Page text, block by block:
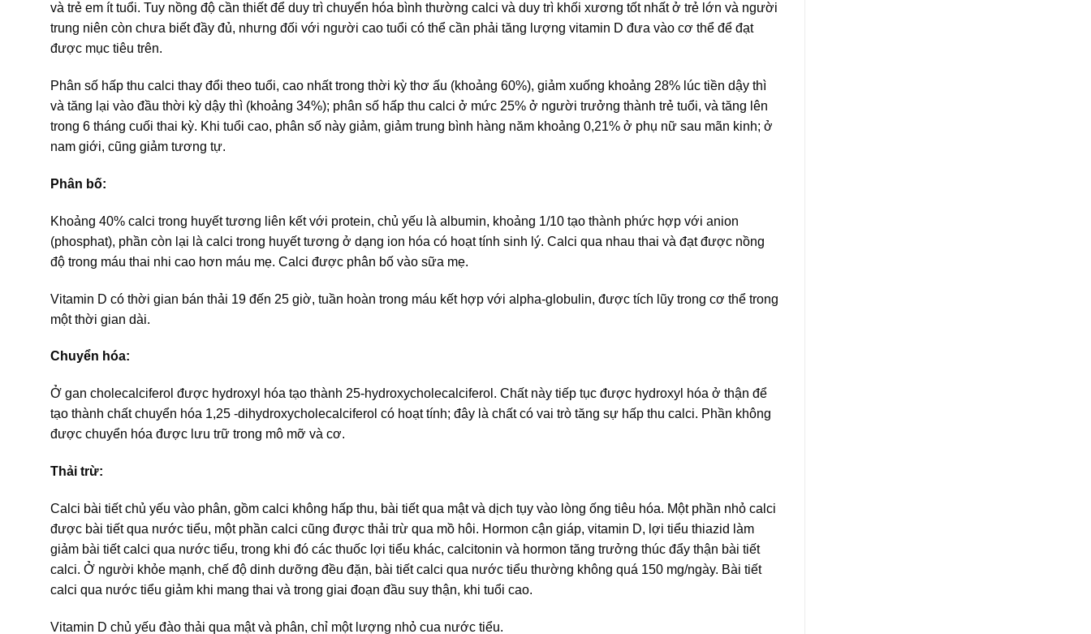
và trẻ em ít tuổi. Tuy nồng độ cần thiết để duy trì chuyển hóa bình thường calci và duy trì khối xương tốt nhất ở trẻ lớn và người
trung niên còn chưa biết đầy đủ, nhưng đối với người cao tuổi có thể cần phải tăng lượng vitamin D đưa vào cơ thể để đạt
được mục tiêu trên.
Phân số hấp thu calci thay đổi theo tuổi, cao nhất trong thời kỳ thơ ấu (khoảng 60%), giảm xuống khoảng 28% lúc tiền dậy thì
và tăng lại vào đầu thời kỳ dậy thì (khoảng 34%); phân số hấp thu calci ở mức 25% ở người trưởng thành trẻ tuổi, và tăng lên
trong 6 tháng cuối thai kỳ. Khi tuổi cao, phân số này giảm, giảm trung bình hàng năm khoảng 0,21% ở phụ nữ sau mãn kinh; ở
nam giới, cũng giảm tương tự.
Phân bố:
Khoảng 40% calci trong huyết tương liên kết với protein, chủ yếu là albumin, khoảng 1/10 tạo thành phức hợp với anion
(phosphat), phần còn lại là calci trong huyết tương ở dạng ion hóa có hoạt tính sinh lý. Calci qua nhau thai và đạt được nồng
độ trong máu thai nhi cao hơn máu mẹ. Calci được phân bố vào sữa mẹ.
Vitamin D có thời gian bán thải 19 đến 25 giờ, tuần hoàn trong máu kết hợp với alpha-globulin, được tích lũy trong cơ thể trong
một thời gian dài.
Chuyển hóa:
Ở gan cholecalciferol được hydroxyl hóa tạo thành 25-hydroxycholecalciferol. Chất này tiếp tục được hydroxyl hóa ở thận để
tạo thành chất chuyển hóa 1,25 -dihydroxycholecalciferol có hoạt tính; đây là chất có vai trò tăng sự hấp thu calci. Phần không
được chuyển hóa được lưu trữ trong mô mỡ và cơ.
Thải trừ:
Calci bài tiết chủ yếu vào phân, gồm calci không hấp thu, bài tiết qua mật và dịch tụy vào lòng ống tiêu hóa. Một phần nhỏ calci
được bài tiết qua nước tiểu, một phần calci cũng được thải trừ qua mồ hôi. Hormon cận giáp, vitamin D, lợi tiểu thiazid làm
giảm bài tiết calci qua nước tiểu, trong khi đó các thuốc lợi tiểu khác, calcitonin và hormon tăng trưởng thúc đẩy thận bài tiết
calci. Ở người khỏe mạnh, chế độ dinh dưỡng đều đặn, bài tiết calci qua nước tiểu thường không quá 150 mg/ngày. Bài tiết
calci qua nước tiểu giảm khi mang thai và trong giai đoạn đầu suy thận, khi tuổi cao.
Vitamin D chủ yếu đào thải qua mật và phân, chỉ một lượng nhỏ cua nước tiểu.